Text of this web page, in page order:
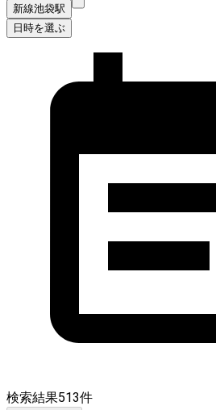
新線池袋駅
日時を選ぶ
検索結果513件